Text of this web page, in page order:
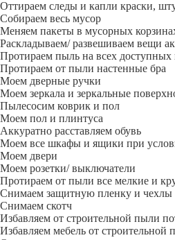
Оттираем следы и капли краски,
Собираем весь мусор
Меняем пакеты в мусорных
Раскладываем/ развешиваем вещи
Протираем пыль на всех доступных
Протираем от пыли настенные бра
Моем дверные ручки
Моем зеркала и зеркальные
Пылесосим коврик и пол
Моем пол и плинтуса
Аккуратно расставляем обувь
Моем все шкафы и ящики при
Моем двери
Моем розетки/ выключатели
Протираем от пыли все мелкие и
Снимаем защитную пленку и чехлы
Снимаем скотч
Избавляем от строительной пыли
Избавляем мебель от строительной